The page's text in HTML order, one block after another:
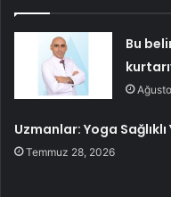
Bu
Uzmanlar: Yoga
Temmuz 28, 2026